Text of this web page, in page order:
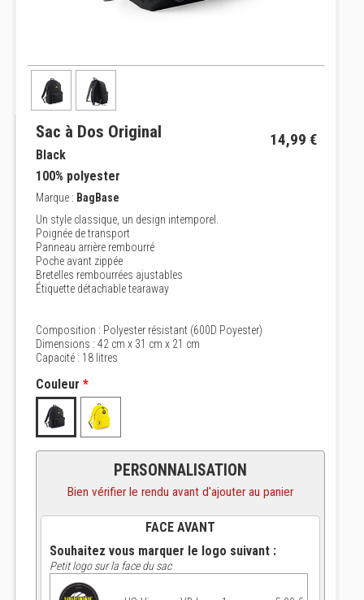
Sac à Dos Original 14,99 €
Black
100% polyester
Marque : BagBase
Un style classique, un design intemporel.
Poignée de transport
Panneau arrière rembourré
Poche avant zippée
Bretelles rembourrées ajustables
Étiquette détachable tearaway
Composition : Polyester résistant (600D Poyester)
Dimensions : 42 cm x 31 cm x 21 cm
Capacité : 18 litres
Couleur *
PERSONNALISATION
Bien vérifier le rendu avant d'ajouter au panier
FACE AVANT
Souhaitez vous marquer le logo suivant :
Petit logo sur la face du sac